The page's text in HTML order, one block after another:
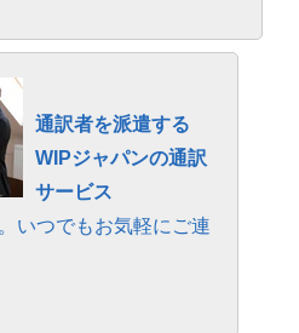
通訳者を派遣する
WIPジャパンの通訳
サービス
いつでもお気軽にご連